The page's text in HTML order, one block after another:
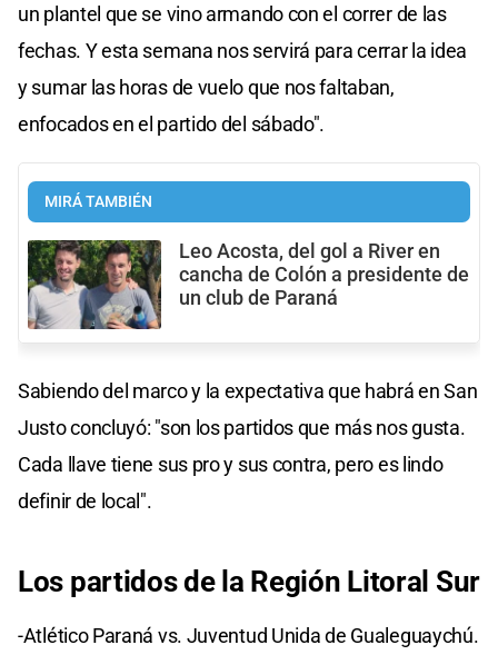
un plantel que se vino armando con el correr de las
fechas. Y esta semana nos servirá para cerrar la idea
y sumar las horas de vuelo que nos faltaban,
enfocados en el partido del sábado".
MIRÁ TAMBIÉN
Leo Acosta, del gol a River en
cancha de Colón a presidente de
un club de Paraná
Sabiendo del marco y la expectativa que habrá en San
Justo concluyó: "son los partidos que más nos gusta.
Cada llave tiene sus pro y sus contra, pero es lindo
definir de local".
Los partidos de la Región Litoral Sur
-Atlético Paraná vs. Juventud Unida de Gualeguaychú.